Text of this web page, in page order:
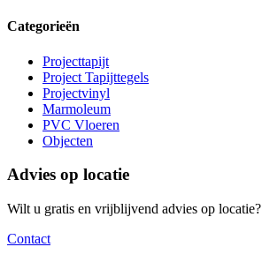
Categorieën
Projecttapijt
Project Tapijttegels
Projectvinyl
Marmoleum
PVC Vloeren
Objecten
Advies op locatie
Wilt u gratis en vrijblijvend advies op locatie?
Contact